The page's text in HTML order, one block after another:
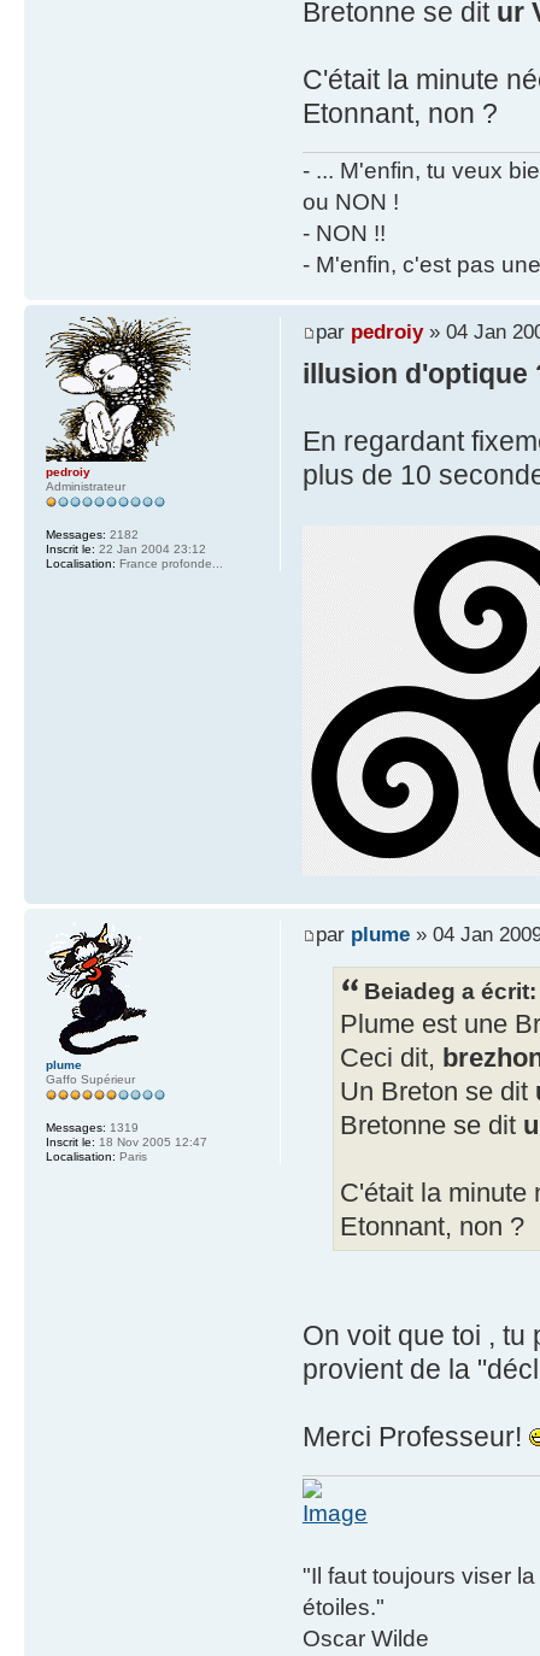
Bretonne se dit ur
C'était la minute
Etonnant, non ?
- ... M'enfin, tu veux
ou NON !
- NON !!
- M'enfin, c'est pas
par pedroiy» 04 Jan
illusion d'optique
En regardant
plus de 10
pedroiy
Administrateur
Messages: 2182
Inscrit le: 22 Jan 2004 23:12
Localisation: France profonde...
par plume» 04 Jan
Beiadeg a écrit:
Plume est une
Ceci dit,
Un Breton se dit
Bretonne se dit
C'était la minute
Etonnant, non ?
On voit que toi ,
provient de la
Merci Professeur!
"Il faut toujours viser
étoiles."
Oscar Wilde
plume
Gaffo Supérieur
Messages: 1319
Inscrit le: 18 Nov 2005 12:47
Localisation: Paris